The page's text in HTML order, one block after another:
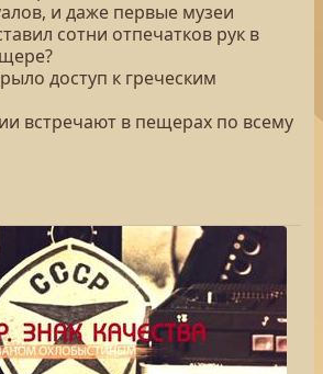
и даже первые музеи
сотни отпечатков рук в
доступ к греческим
встречают в пещерах по всему